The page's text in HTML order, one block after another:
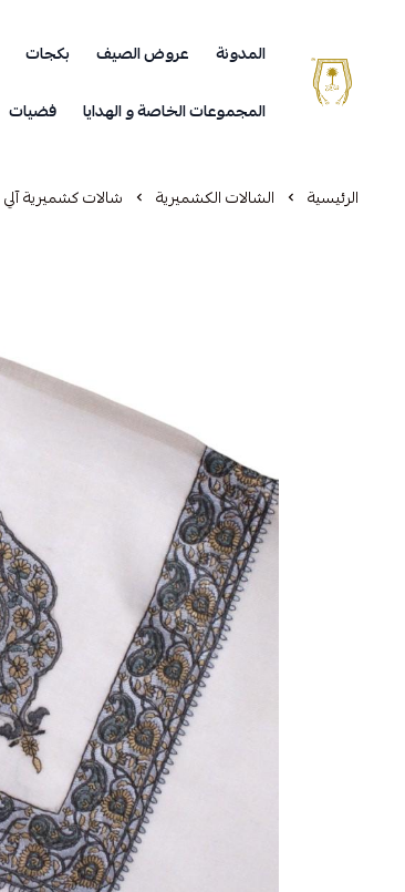
مشالح المهدي الملكية
المدونة عروض الصيف بكجات
المجموعات الخاصة و الهدايا
فضيات
الرئيسية الشالات الكشميرية شالات كشميرية آلي